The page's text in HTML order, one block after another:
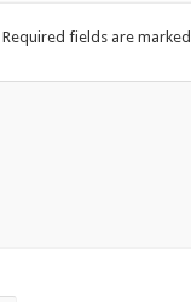
Required fields are marked